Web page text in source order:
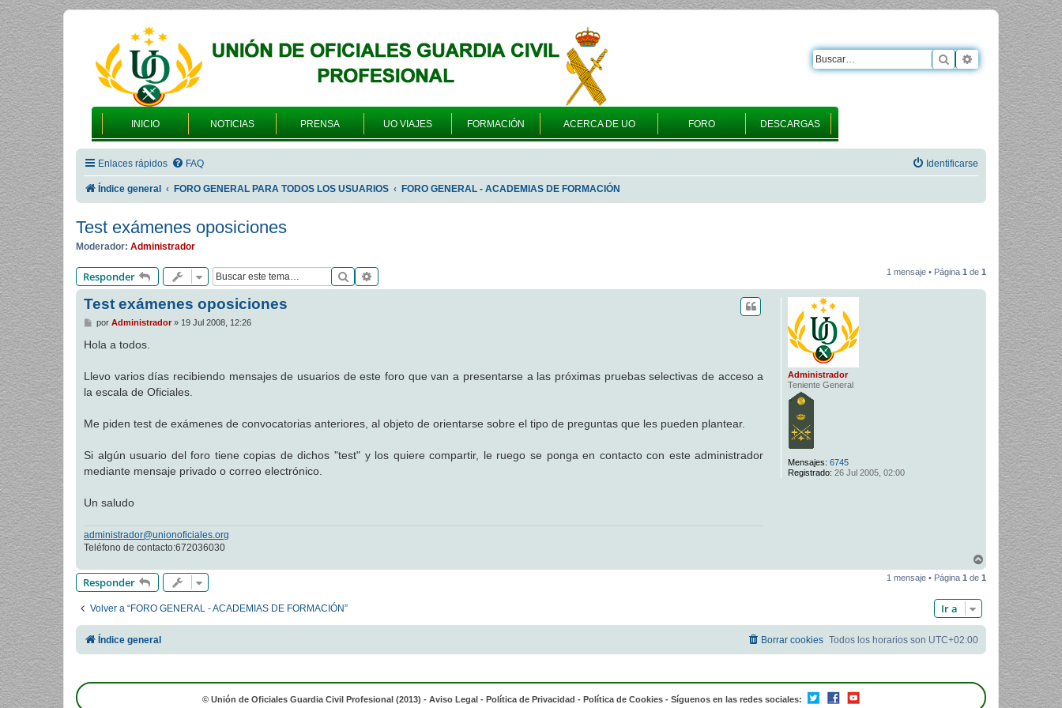
INICIO NOTICIAS PRENSA UO VIAJES FORMACIÓN ACERCA DE UO FORO DESCARGAS
Buscar Búsqueda
Enlaces rápidos FAQ Identificarse
Índice general FORO GENERAL PARA TODOS LOS USUARIOS FORO GENERAL - ACADEMIAS DE FORMACIÓN
Test exámenes oposiciones
Moderador: Administrador
Responder Buscar 1 mensaje • Página 1 de 1
Administrador
Teniente General
Mensajes: 6745
Registrado: 26 Jul 2005, 02:00
Test exámenes oposiciones
M
n
j
e
por Administrador» 19 Jul 2008, 12:26
Hola a todos.
Llevo varios días recibiendo mensajes de usuarios de este foro que van a presentarse a las próximas pruebas selectivas de acceso a
la escala de Oficiales.
Me piden test de exámenes de convocatorias anteriores, al objeto de orientarse sobre el tipo de preguntas que les pueden plantear.
Si algún usuario del foro tiene copias de dichos "test" y los quiere compartir, le ruego se ponga en contacto con este administrador
mediante mensaje privado o correo electrónico.
Un saludo
administrador@unionoficiales.org
Teléfono de contacto:672036030
r
r
Responder 1 mensaje • Página 1 de 1
Volver a “FORO GENERAL - ACADEMIAS DE FORMACIÓN” Ir a
Índice general Todos los horarios son UTC+02:00
Borrar cookies
© Unión de Oficiales Guardia Civil Profesional (2013) - Aviso Legal - Política de Privacidad - Política de Cookies - Síguenos en las redes sociales: